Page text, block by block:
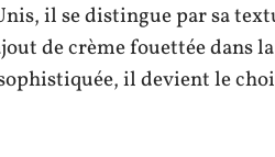
il se distingue par sa
de crème fouettée dans
il devient le